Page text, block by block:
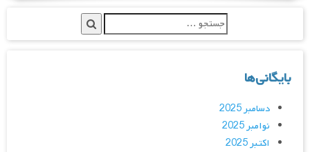
بایگانی‌ها
دسامبر 2025
نوامبر 2025
اکتبر 2025